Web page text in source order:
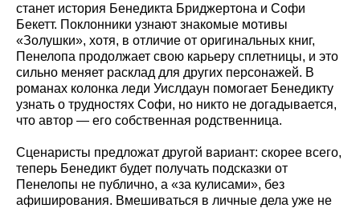
станет история Бенедикта Бриджертона и Софи
Бекетт. Поклонники узнают знакомые мотивы
«Золушки», хотя, в отличие от оригинальных книг,
Пенелопа продолжает свою карьеру сплетницы, и это
сильно меняет расклад для других персонажей. В
романах колонка леди Уислдаун помогает Бенедикту
узнать о трудностях Софи, но никто не догадывается,
что автор — его собственная родственница.
Сценаристы предложат другой вариант: скорее всего,
теперь Бенедикт будет получать подсказки от
Пенелопы не публично, а «за кулисами», без
афиширования. Вмешиваться в личные дела уже не